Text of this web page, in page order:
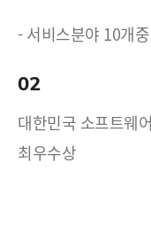
- 서비스분야 10개
02
대한민국 소프트웨
최우수상